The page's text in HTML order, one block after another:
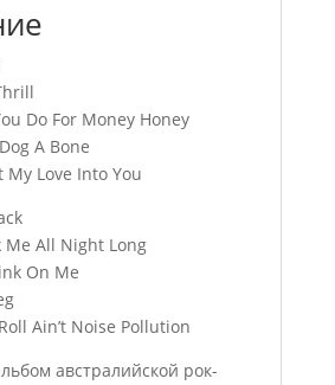
Do For Money Honey
A Bone
My Love Into You
Me All Night Long
On Me
Ain’t Noise Pollution
австралийской рок-